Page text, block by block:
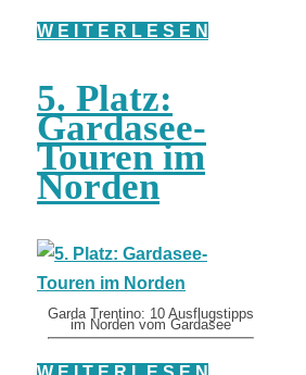
W E I T E R L E S E N
5. Platz:
Gardasee-
Touren im
Norden
Garda Trentino: 10 Ausflugstipps
im Norden vom Gardasee